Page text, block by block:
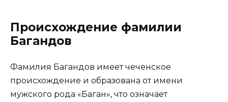
Происхождение фамилии
Багандов
Фамилия Багандов имеет чеченское
происхождение и образована от имени
мужского рода «Баган», что означает